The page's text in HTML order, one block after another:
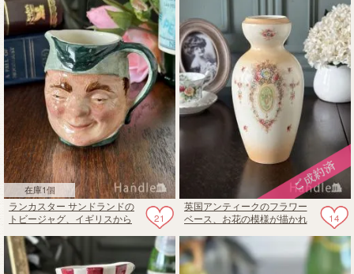
在庫1個
21
ランカスター サンドランドの
トビージャグ、イギリスから
ー
14
英国アンティークのフラワー
ベース、お花の模様が描かれ
ボン）の花器